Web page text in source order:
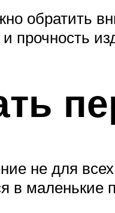
обратить
прочность
не для
в